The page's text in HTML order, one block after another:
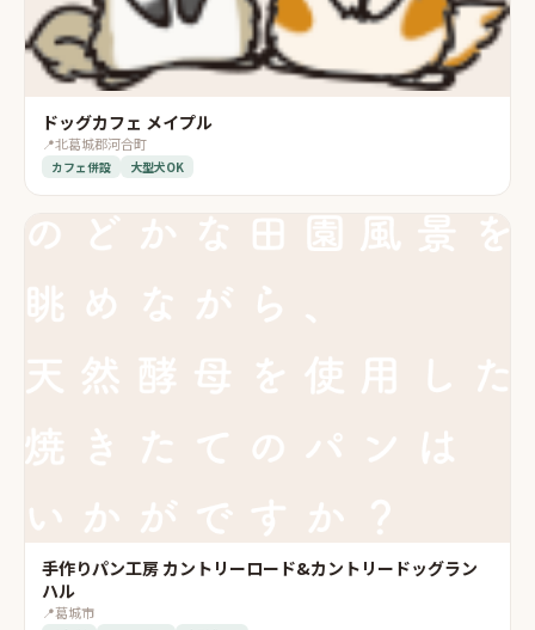
ドッグカフェ メイプル
📍北葛城郡河合町
カフェ併設 大型犬OK
手作りパン工房 カントリーロード&カントリードッグラン
ハル
📍葛城市